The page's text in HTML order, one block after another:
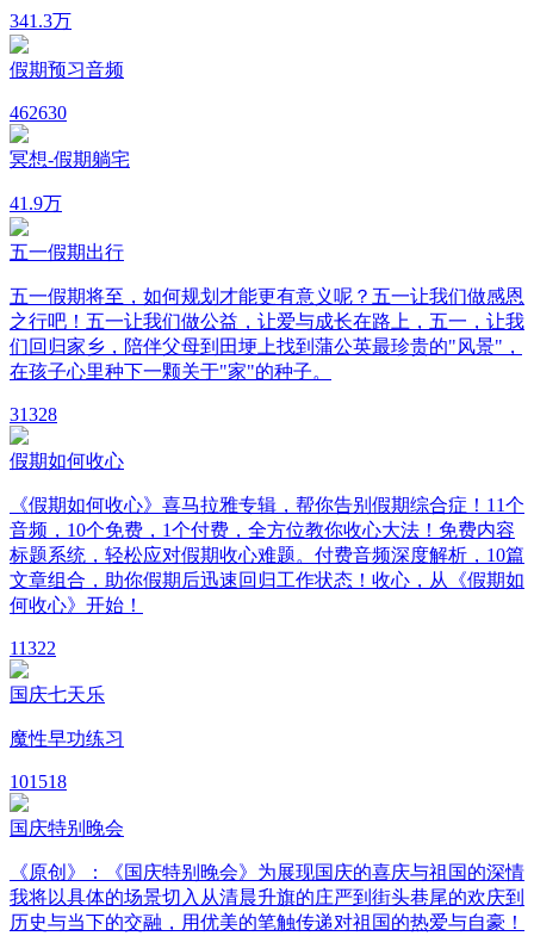
341.3万
假期预习音频
462630
冥想-假期躺宅
41.9万
五一假期出行
五一假期将至，如何规划才能更有意义呢？五一让我们做感恩
之行吧！五一让我们做公益，让爱与成长在路上，五一，让我
们回归家乡，陪伴父母到田埂上找到蒲公英最珍贵的"风景"，
在孩子心里种下一颗关于"家"的种子。
31328
假期如何收心
《假期如何收心》喜马拉雅专辑，帮你告别假期综合症！11个
音频，10个免费，1个付费，全方位教你收心大法！免费内容
标题系统，轻松应对假期收心难题。付费音频深度解析，10篇
文章组合，助你假期后迅速回归工作状态！收心，从《假期如
何收心》开始！
11322
国庆七天乐
魔性早功练习
101518
国庆特别晚会
《原创》：《国庆特别晚会》为展现国庆的喜庆与祖国的深情
我将以具体的场景切入从清晨升旗的庄严到街头巷尾的欢庆到
历史与当下的交融，用优美的笔触传递对祖国的热爱与自豪！